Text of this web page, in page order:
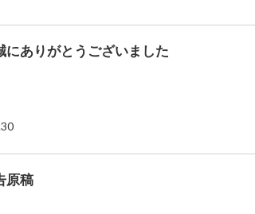
にありがとうございました
原稿